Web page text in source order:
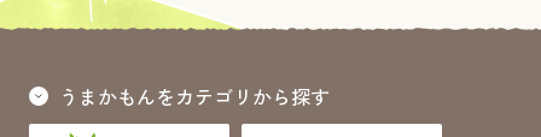
うまかもんをカテゴリから探す